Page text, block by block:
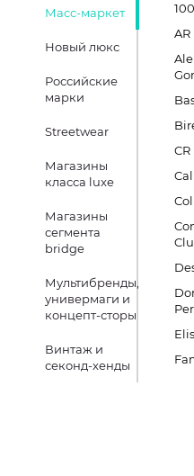
Масс-маркет
Новый люкс
Российские
марки
Streetwear
Магазины
класса luxe
Магазины
сегмента
bridge
Мультибренды,
универмаги и
концепт-сторы
Винтаж и
секонд-хенды
AR
CR
Elis